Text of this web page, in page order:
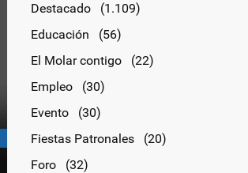
Destacado
(1.109)
Educación
(56)
El Molar contigo
(22)
Empleo
(30)
Evento
(30)
Fiestas Patronales
(20)
Foro
(32)